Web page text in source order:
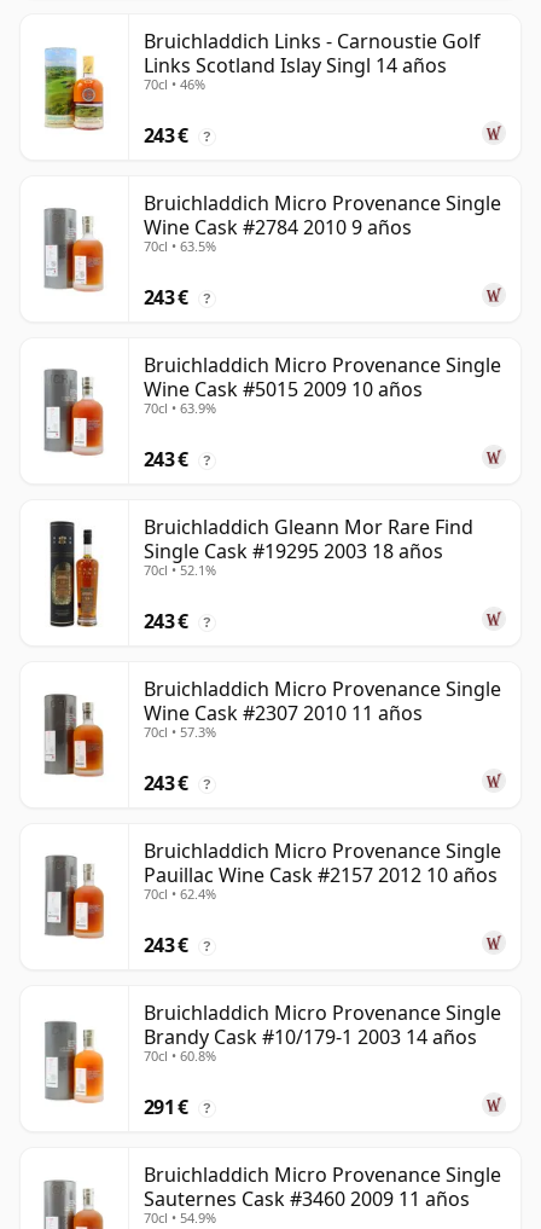
Bruichladdich Links - Carnoustie Golf
Links Scotland Islay Singl 14 años
70cl • 46%
243 € ?
Bruichladdich Micro Provenance Single
Wine Cask #2784 2010 9 años
70cl • 63.5%
243 € ?
Bruichladdich Micro Provenance Single
Wine Cask #5015 2009 10 años
70cl • 63.9%
243 € ?
Bruichladdich Gleann Mor Rare Find
Single Cask #19295 2003 18 años
70cl • 52.1%
243 € ?
Bruichladdich Micro Provenance Single
Wine Cask #2307 2010 11 años
70cl • 57.3%
243 € ?
Bruichladdich Micro Provenance Single
Pauillac Wine Cask #2157 2012 10 años
70cl • 62.4%
243 € ?
Bruichladdich Micro Provenance Single
Brandy Cask #10/179-1 2003 14 años
70cl • 60.8%
291 € ?
Bruichladdich Micro Provenance Single
Sauternes Cask #3460 2009 11 años
70cl • 54.9%